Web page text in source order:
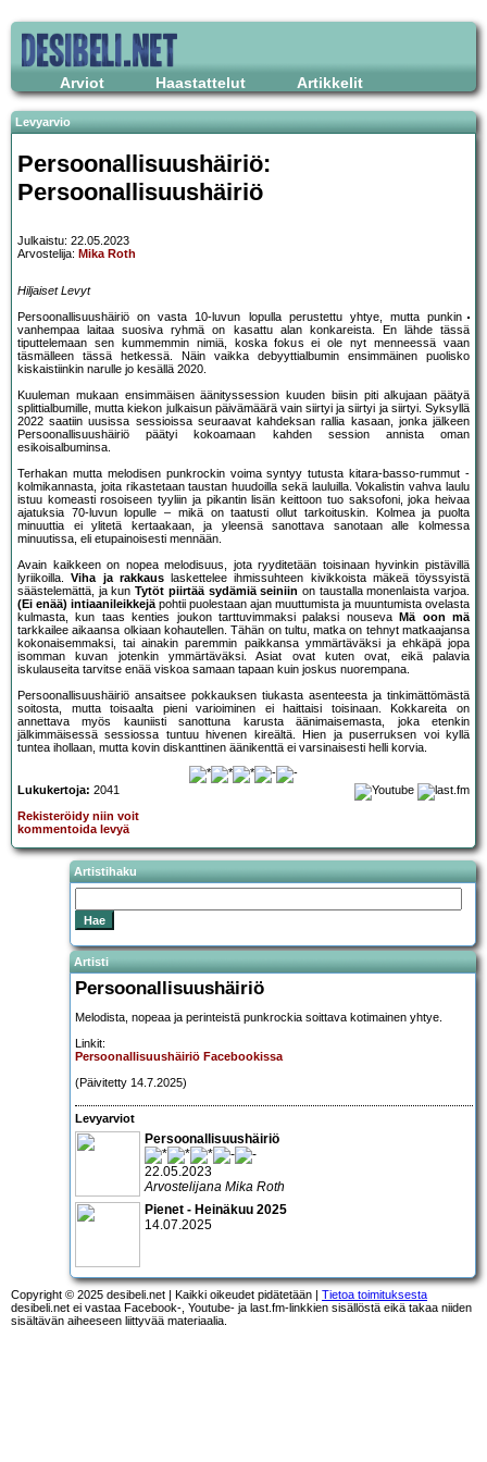
Arviot Haastattelut Artikkelit
Levyarvio
Persoonallisuushäiriö:
Persoonallisuushäiriö
Julkaistu: 22.05.2023
Arvostelija: Mika Roth
Hiljaiset Levyt
Persoonallisuushäiriö on vasta 10-luvun lopulla perustettu yhtye, mutta punkin
vanhempaa laitaa suosiva ryhmä on kasattu alan konkareista. En lähde tässä
tiputtelemaan sen kummemmin nimiä, koska fokus ei ole nyt menneessä vaan
täsmälleen tässä hetkessä. Näin vaikka debyyttialbumin ensimmäinen puolisko
kiskaistiinkin narulle jo kesällä 2020.
Kuuleman mukaan ensimmäisen äänityssession kuuden biisin piti alkujaan päätyä
splittialbumille, mutta kiekon julkaisun päivämäärä vain siirtyi ja siirtyi ja siirtyi. Syksyllä
2022 saatiin uusissa sessioissa seuraavat kahdeksan rallia kasaan, jonka jälkeen
Persoonallisuushäiriö päätyi kokoamaan kahden session annista oman
esikoisalbuminsa.
Terhakan mutta melodisen punkrockin voima syntyy tutusta kitara-basso-rummut -
kolmikannasta, joita rikastetaan taustan huudoilla sekä lauluilla. Vokalistin vahva laulu
istuu komeasti rosoiseen tyyliin ja pikantin lisän keittoon tuo saksofoni, joka heivaa
ajatuksia 70-luvun lopulle – mikä on taatusti ollut tarkoituskin. Kolmea ja puolta
minuuttia ei ylitetä kertaakaan, ja yleensä sanottava sanotaan alle kolmessa
minuutissa, eli etupainoisesti mennään.
Avain kaikkeen on nopea melodisuus, jota ryyditetään toisinaan hyvinkin pistävillä
lyriikoilla.Viha ja rakkauslaskettelee ihmissuhteen kivikkoista mäkeä töyssyistä
säästelemättä, ja kunTytöt piirtää sydämiä seiniin on taustalla monenlaista varjoa.
(Ei enää) intiaanileikkejäpohtii puolestaan ajan muuttumista ja muuntumista ovelasta
kulmasta, kun taas kenties joukon tarttuvimmaksi palaksi nouseva
Mä oon mä
tarkkailee aikaansa olkiaan kohautellen. Tähän on tultu, matka on tehnyt matkaajansa
kokonaisemmaksi, tai ainakin paremmin paikkansa ymmärtäväksi ja ehkäpä jopa
isomman kuvan jotenkin ymmärtäväksi. Asiat ovat kuten ovat, eikä palavia
iskulauseita tarvitse enää viskoa samaan tapaan kuin joskus nuorempana.
Persoonallisuushäiriö ansaitsee pokkauksen tiukasta asenteesta ja tinkimättömästä
soitosta, mutta toisaalta pieni varioiminen ei haittaisi toisinaan. Kokkareita on
annettava myös kauniisti sanottuna karusta äänimaisemasta, joka etenkin
jälkimmäisessä sessiossa tuntuu hivenen kireältä. Hien ja puserruksen voi kyllä
tuntea ihollaan, mutta kovin diskanttinen äänikenttä ei varsinaisesti helli korvia.
Lukukertoja: 2041
Rekisteröidy niin voit
kommentoida levyä
Artistihaku
Artisti
Persoonallisuushäiriö
Melodista, nopeaa ja perinteistä punkrockia soittava kotimainen yhtye.
Linkit:
Persoonallisuushäiriö Facebookissa
(Päivitetty 14.7.2025)
Levyarviot
Persoonallisuushäiriö
22.05.2023
Arvostelijana Mika Roth
Pienet - Heinäkuu 2025
14.07.2025
Copyright © 2025 desibeli.net | Kaikki oikeudet pidätetään | Tietoa toimituksesta
desibeli.net ei vastaa Facebook-, Youtube- ja last.fm-linkkien sisällöstä eikä takaa niiden
sisältävän aiheeseen liittyvää materiaalia.